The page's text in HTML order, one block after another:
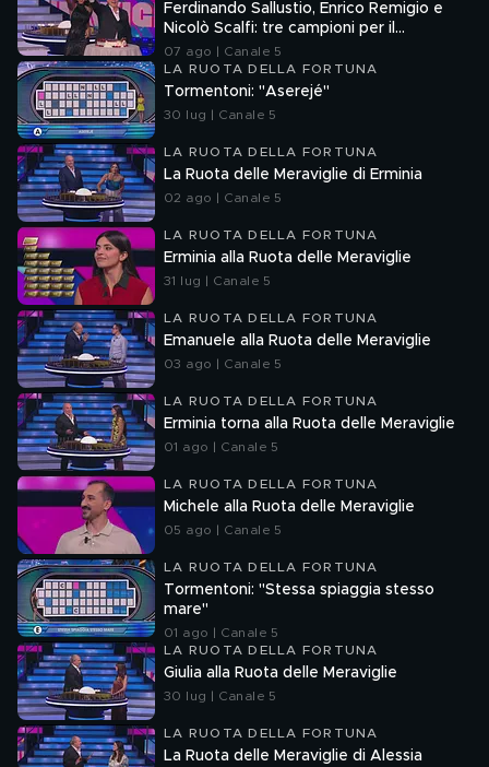
Ferdinando Sallustio, Enrico Remigio e
Nicolò Scalfi: tre campioni per il
compleanno di Gerry Scotti
07 ago | Canale 5
LA RUOTA DELLA FORTUNA
Tormentoni: "Aserejé"
30 lug | Canale 5
LA RUOTA DELLA FORTUNA
La Ruota delle Meraviglie di Erminia
02 ago | Canale 5
LA RUOTA DELLA FORTUNA
Erminia alla Ruota delle Meraviglie
31 lug | Canale 5
LA RUOTA DELLA FORTUNA
Emanuele alla Ruota delle Meraviglie
03 ago | Canale 5
LA RUOTA DELLA FORTUNA
Erminia torna alla Ruota delle Meraviglie
01 ago | Canale 5
LA RUOTA DELLA FORTUNA
Michele alla Ruota delle Meraviglie
05 ago | Canale 5
LA RUOTA DELLA FORTUNA
Tormentoni: "Stessa spiaggia stesso
mare"
01 ago | Canale 5
LA RUOTA DELLA FORTUNA
Giulia alla Ruota delle Meraviglie
30 lug | Canale 5
LA RUOTA DELLA FORTUNA
La Ruota delle Meraviglie di Alessia